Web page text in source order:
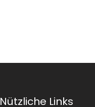
Nützliche Links